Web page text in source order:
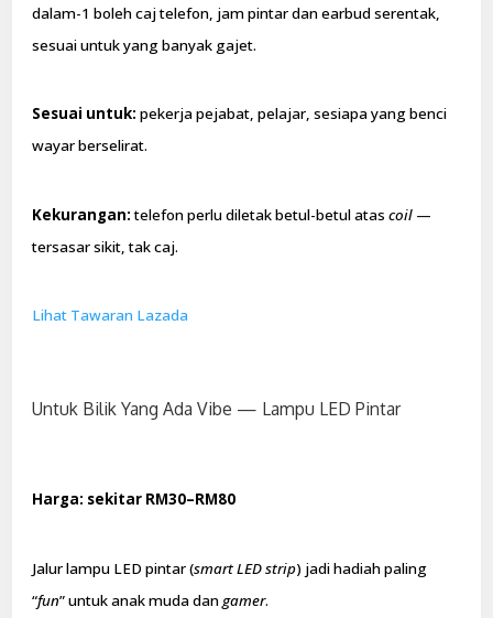
dalam-1 boleh caj telefon, jam pintar dan earbud serentak,
sesuai untuk yang banyak gajet.
Sesuai untuk: pekerja pejabat, pelajar, sesiapa yang benci
wayar berselirat.
Kekurangan:telefon perlu diletak betul-betul atascoil —
tersasar sikit, tak caj.
Lihat Tawaran Lazada
Untuk Bilik Yang Ada Vibe — Lampu LED Pintar
Harga: sekitar RM30–RM80
Jalur lampu LED pintar (smart LED strip) jadi hadiah paling
“fun” untuk anak muda dangamer.